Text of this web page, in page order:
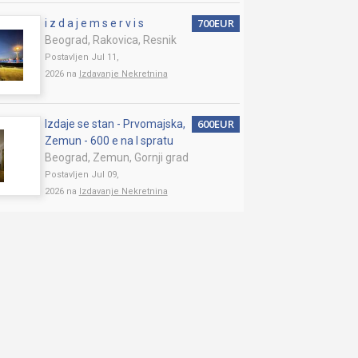
i z d a j e m s e r v i s
Beograd, Rakovica, Resnik
Postavljen Jul 11,
2026 na Izdavanje Nekretnina
700EUR
Izdaje se stan - Prvomajska,
Zemun - 600 e na I spratu
Beograd, Zemun, Gornji grad
Postavljen Jul 09,
2026 na Izdavanje Nekretnina
600EUR